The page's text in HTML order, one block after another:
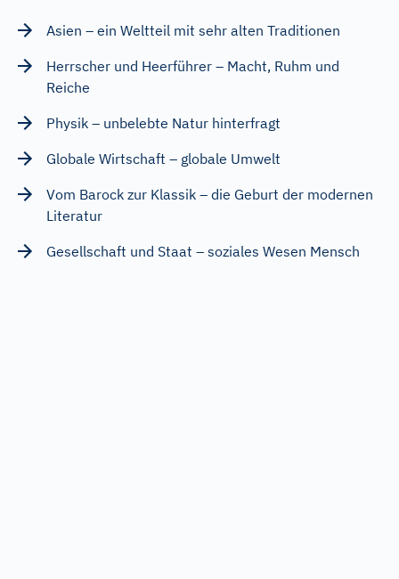
Asien – ein Weltteil mit sehr alten Traditionen
Herrscher und Heerführer – Macht, Ruhm und
Reiche
Physik – unbelebte Natur hinterfragt
Globale Wirtschaft – globale Umwelt
Vom Barock zur Klassik – die Geburt der modernen
Literatur
Gesellschaft und Staat – soziales Wesen Mensch